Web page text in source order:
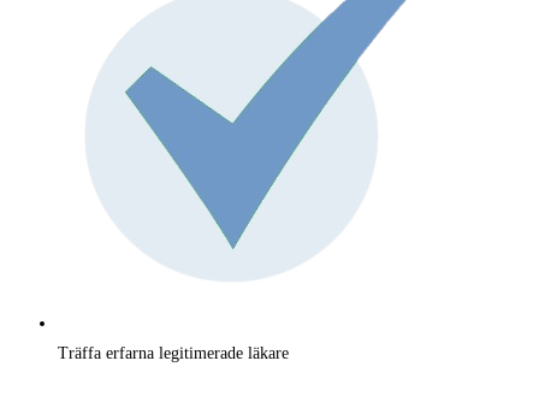
Träffa erfarna legitimerade läkare